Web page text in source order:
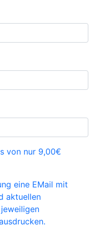
von nur 9,00€
eine EMail mit
aktuellen